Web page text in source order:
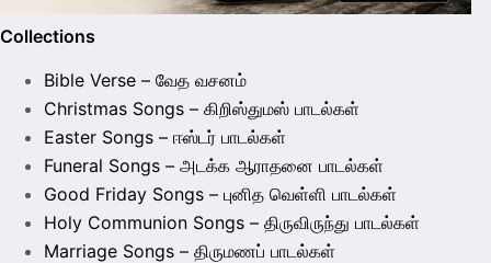
Collections
Bible Verse – வேத வசனம்
Christmas Songs – கிறிஸ்துமஸ் பாடல்கள்
Easter Songs – ஈஸ்டர் பாடல்கள்
Funeral Songs – அடக்க ஆராதனை பாடல்கள்
Good Friday Songs – புனித வெள்ளி பாடல்கள்
Holy Communion Songs – திருவிருந்து பாடல்கள்
Marriage Songs – திருமணப் பாடல்கள்